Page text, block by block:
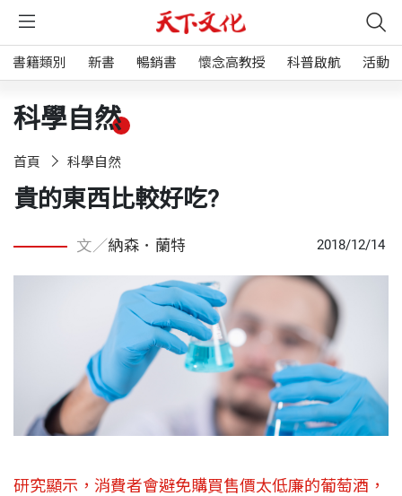
書籍類別 新書 暢銷書 懷念高教授 科普啟航 活動
科學自然
首頁 科學自然
貴的東西比較好吃?
文／納森．蘭特 2018/12/14
研究顯示，消費者會避免購買售價太低廉的葡萄酒，